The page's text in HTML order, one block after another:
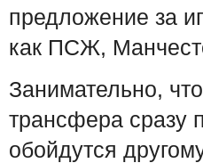
предложение за
как ПСЖ,
Занимательно,
трансфера сразу
обойдутся